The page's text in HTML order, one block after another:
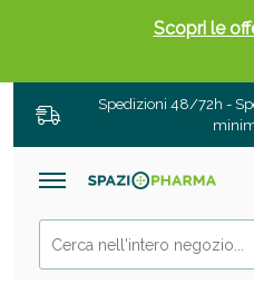
Spedizioni 48/72h -
Scopri le